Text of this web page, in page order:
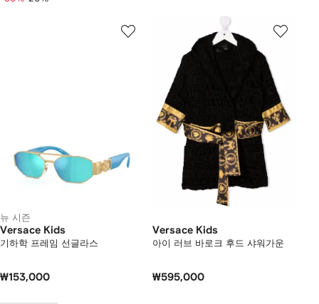
뉴 시즌
Versace Kids
기하학 프레임 선글라스
₩153,000
Versace Kids
아이 러브 바로크 후드 샤워가운
₩595,000